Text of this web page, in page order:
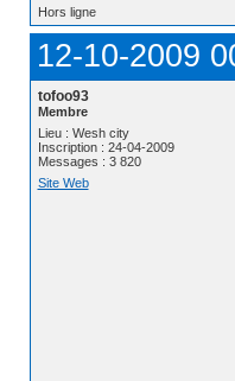
Hors ligne
12-10-2009
tofoo93
Membre
Lieu : Wesh city
Inscription : 24-04-2009
Messages : 3 820
Site Web